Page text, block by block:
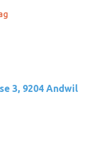
3, 9204 Andwil